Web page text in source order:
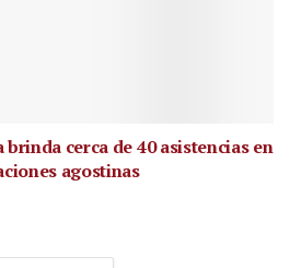
cerca de 40 asistencias en
agostinas